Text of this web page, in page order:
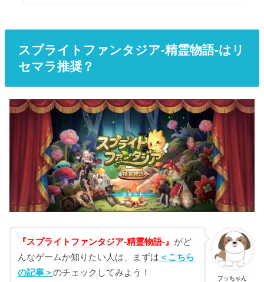
スプライトファンタジア-精霊物語-はリ
セマラ推奨？
フッちゃん
『スプライトファンタジア-精霊物語-』 がど
んなゲームか知りたい人は、まずは ＜こちら
の記事＞のチェックしてみよう！